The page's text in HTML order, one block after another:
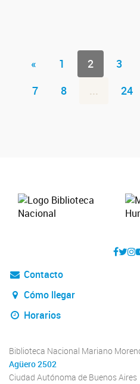
« 1 2 3
7
8 ... 24
Contacto
Cómo llegar
Horarios
Biblioteca Nacional Mariano
Agüero 2502
Ciudad Autónoma de Buenos Aires